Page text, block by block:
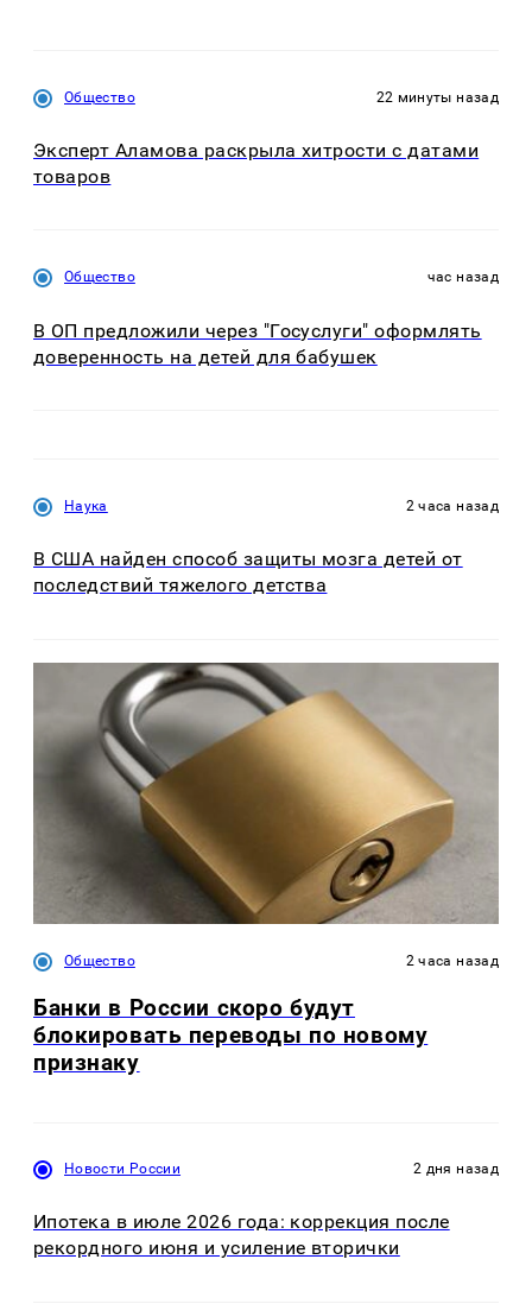
Общество 22 минуты назад
Эксперт Аламова раскрыла хитрости с датами
товаров
Общество час назад
В ОП предложили через "Госуслуги" оформлять
доверенность на детей для бабушек
Наука 2 часа назад
В США найден способ защиты мозга детей от
последствий тяжелого детства
Общество 2 часа назад
Банки в России скоро будут
блокировать переводы по новому
признаку
Новости России 2 дня назад
Ипотека в июле 2026 года: коррекция после
рекордного июня и усиление вторички